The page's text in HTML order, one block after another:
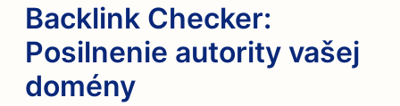
Backlink Checker:
Posilnenie autority vašej
domény